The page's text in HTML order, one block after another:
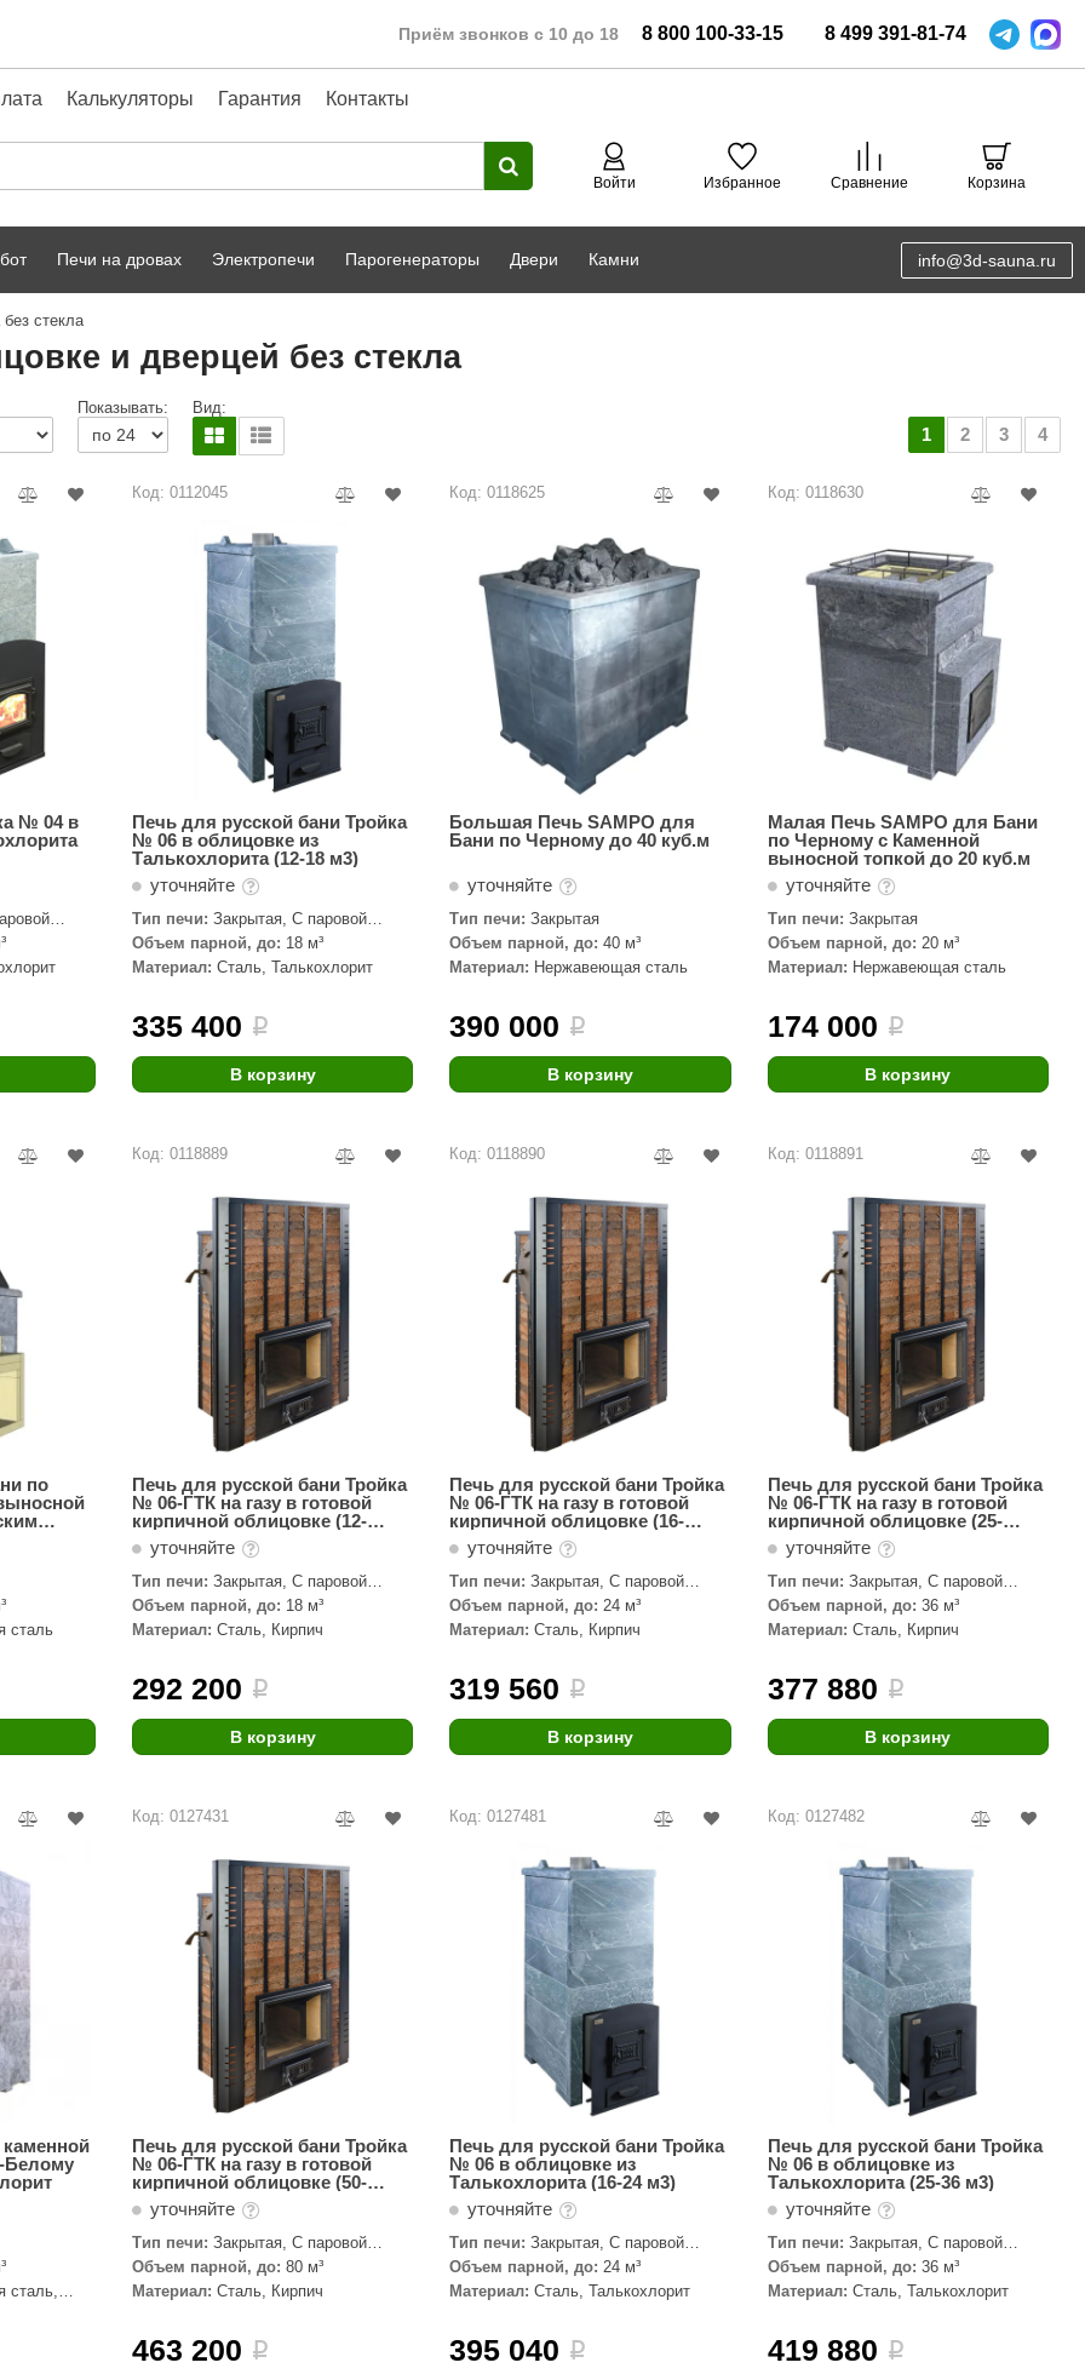
Приём звонков с 10 до 18 8 800 100-33-15 8 499 391-81-74
Калькуляторы Гарантия Контакты
Войти Избранное Сравнение Корзина
A-Panel Руспанель
Сталь-Мастер
Банные штучки 212F
Sangens
Suokka Fischer
Русский дух
Карельские легенды
Rento Tylo
LANG’s
Rohol
Baldus Kvimol
Ермак-Термо
Добросталь
Торнадо
Аэровита
Костёр
Феникс Feringer
ЭкспертСаун Веста
KOLO Aromawolke
Варвара
EDMUNDAS Nikkarien
Печи на дровах Электропечи Парогенераторы Двери Камни info@3d-sauna.ru
стекла
и дверцей без стекла
Показывать: Вид:
1 2 3 4
№ 04 в
Код: 0112045
Печь для русской бани Тройка
№ 06 в облицовке из
Талькохлорита (12-18 м3)
уточняйте
Тип печи: Закрытая, С паровой
пушкой
Объем парной, до: 18 м³
Материал: Сталь, Талькохлорит
335 400 i
В корзину
Код: 0118625
Большая Печь SAMPO для
Бани по Черному до 40 куб.м
уточняйте
Тип печи: Закрытая
Объем парной, до: 40 м³
Материал: Нержавеющая сталь
390 000 i
В корзину
Код: 0118630
Малая Печь SAMPO для Бани
по Черному с Каменной
выносной топкой до 20 куб.м
уточняйте
Тип печи: Закрытая
Объем парной, до: 20 м³
Материал: Нержавеющая сталь
174 000 i
В корзину
по
сталь
Код: 0118889
Печь для русской бани Тройка
№ 06-ГТК на газу в готовой
кирпичной облицовке (12-
уточняйте
Тип печи: Закрытая, С паровой
пушкой
Объем парной, до: 18 м³
Материал: Сталь, Кирпич
292 200 i
В корзину
Код: 0118890
Печь для русской бани Тройка
№ 06-ГТК на газу в готовой
кирпичной облицовке (16-
уточняйте
Тип печи: Закрытая, С паровой
пушкой
Объем парной, до: 24 м³
Материал: Сталь, Кирпич
319 560 i
В корзину
Код: 0118891
Печь для русской бани Тройка
№ 06-ГТК на газу в готовой
кирпичной облицовке (25-
уточняйте
Тип печи: Закрытая, С паровой
пушкой
Объем парной, до: 36 м³
Материал: Сталь, Кирпич
377 880 i
В корзину
Белому
сталь,
Код: 0127431
Печь для русской бани Тройка
№ 06-ГТК на газу в готовой
кирпичной облицовке (50-
уточняйте
Тип печи: Закрытая, С паровой
пушкой
Объем парной, до: 80 м³
Материал: Сталь, Кирпич
463 200 i
Код: 0127481
Печь для русской бани Тройка
№ 06 в облицовке из
Талькохлорита (16-24 м3)
уточняйте
Тип печи: Закрытая, С паровой
пушкой
Объем парной, до: 24 м³
Материал: Сталь, Талькохлорит
395 040 i
Код: 0127482
Печь для русской бани Тройка
№ 06 в облицовке из
Талькохлорита (25-36 м3)
уточняйте
Тип печи: Закрытая, С паровой
пушкой
Объем парной, до: 36 м³
Материал: Сталь, Талькохлорит
419 880 i